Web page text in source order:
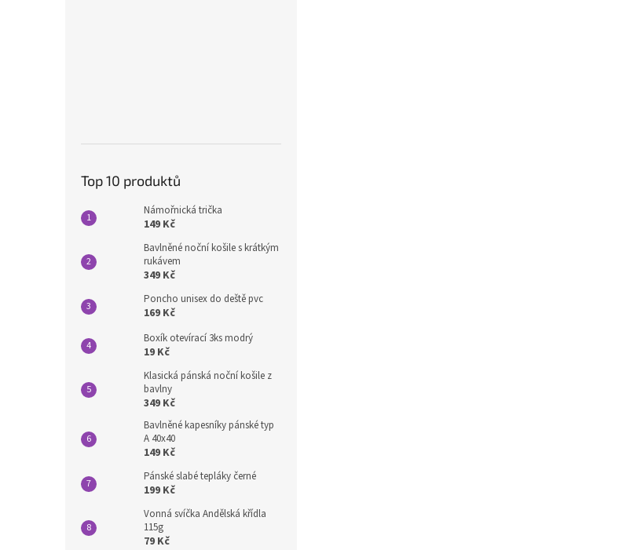
Top 10 produktů
Námořnická trička
149 Kč
Bavlněné noční košile s krátkým
rukávem
349 Kč
Poncho unisex do deště pvc
169 Kč
Boxík otevírací 3ks modrý
19 Kč
Klasická pánská noční košile z
bavlny
349 Kč
Bavlněné kapesníky pánské typ
A 40x40
149 Kč
Pánské slabé tepláky černé
199 Kč
Vonná svíčka Andělská křídla
115g
79 Kč